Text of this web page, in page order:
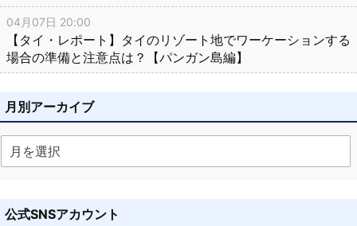
04月07日 20:00
【タイ・レポート】タイのリゾート地でワーケーションする
場合の準備と注意点は？【パンガン島編】
月別アーカイブ
公式SNSアカウント